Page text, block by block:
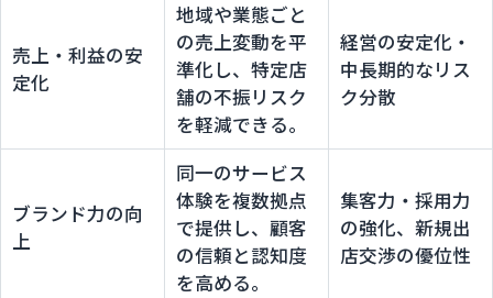
売上・利益の安
定化
地域や業態ごと
の売上変動を平
準化し、特定店
舗の不振リスク
を軽減できる。
経営の安定化・
中長期的なリス
ク分散
ブランド力の向
上
同一のサービス
体験を複数拠点
で提供し、顧客
の信頼と認知度
を高める。
集客力・採用力
の強化、新規出
店交渉の優位性